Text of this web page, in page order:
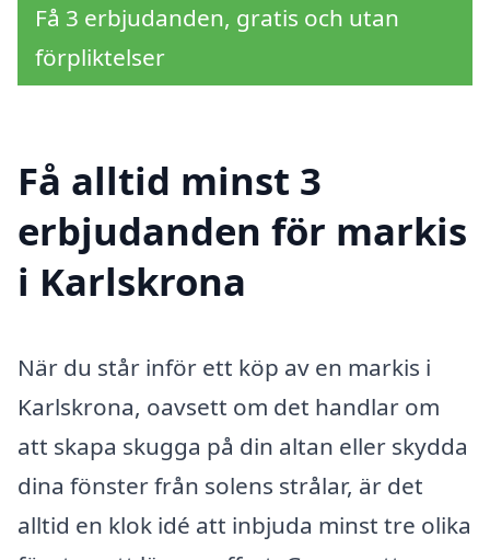
Få 3 erbjudanden, gratis och utan
förpliktelser
Få alltid minst 3
erbjudanden för markis
i Karlskrona
När du står inför ett köp av en markis i
Karlskrona, oavsett om det handlar om
att skapa skugga på din altan eller skydda
dina fönster från solens strålar, är det
alltid en klok idé att inbjuda minst tre olika